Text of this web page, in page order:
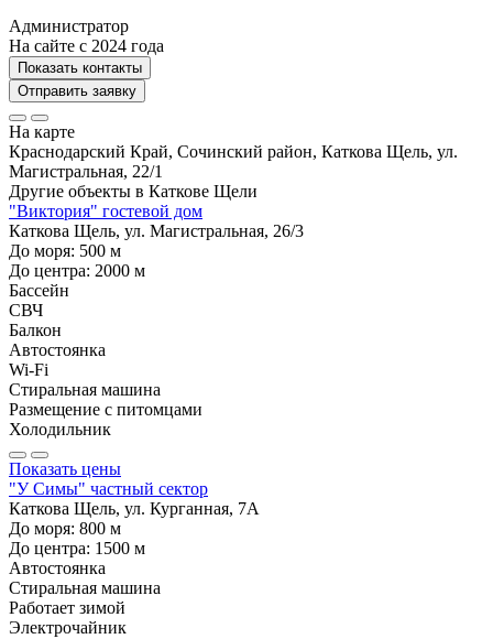
Администратор
На сайте с 2024 года
Показать контакты
Отправить заявку
На карте
Краснодарский Край, Сочинский район, Каткова Щель, ул.
Магистральная, 22/1
Другие объекты в Каткове Щели
"Виктория" гостевой дом
Каткова Щель, ул. Магистральная, 26/3
До моря: 500 м
До центра: 2000 м
Бассейн
СВЧ
Балкон
Автостоянка
Wi-Fi
Стиральная машина
Размещение с питомцами
Холодильник
Показать цены
"У Симы" частный сектор
Каткова Щель, ул. Курганная, 7А
До моря: 800 м
До центра: 1500 м
Автостоянка
Стиральная машина
Работает зимой
Электрочайник